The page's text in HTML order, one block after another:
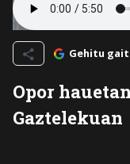
Gehitu
Opor
Gaztelekuan